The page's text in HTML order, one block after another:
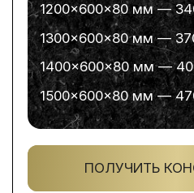
1200×600×80 мм —
1300×600×80 мм —
1400×600×80 мм —
1500×600×80 мм —
ПОЛУЧИТЬ